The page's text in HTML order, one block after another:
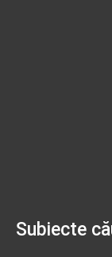
Subiecte